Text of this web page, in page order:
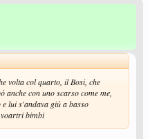
volta col quarto, il Bosi, che
con uno scarso come me,
lui s'andava giù a basso
voartri bimbi